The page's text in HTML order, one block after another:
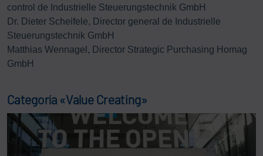
control de Industrielle Steuerungstechnik GmbH
Dr. Dieter Scheifele, Director general de Industrielle
Steuerungstechnik GmbH
Matthias Wennagel, Director Strategic Purchasing Homag
GmbH
Categoría «Value Creating»